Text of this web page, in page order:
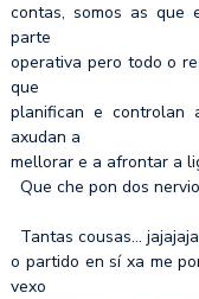
contas, somos as que
parte
operativa pero todo o
que
planifican e controlan
axudan a
mellorar e a afrontar a
Que che pon dos
Tantas cousas…
o partido en sí xa me
vexo